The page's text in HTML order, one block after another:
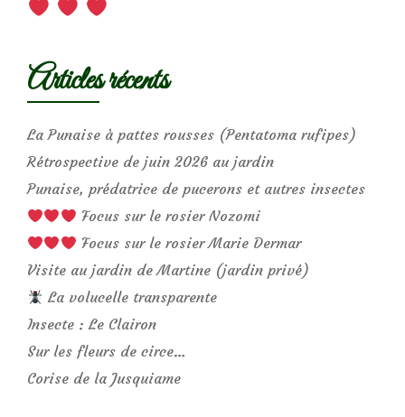
Articles récents
La Punaise à pattes rousses (Pentatoma rufipes)
Rétrospective de juin 2026 au jardin
Punaise, prédatrice de pucerons et autres insectes
Focus sur le rosier Nozomi
Focus sur le rosier Marie Dermar
Visite au jardin de Martine (jardin privé)
La volucelle transparente
Insecte : Le Clairon
Sur les fleurs de circe…
Corise de la Jusquiame